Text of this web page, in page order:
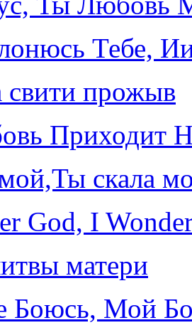
Тебе,
свити прожыв
Приходит
скала
God, I
матери
Боюсь, Мой